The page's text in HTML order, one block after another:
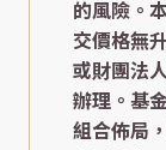
的風險。
交價格無
或財團法
辦理。基
組合佈局